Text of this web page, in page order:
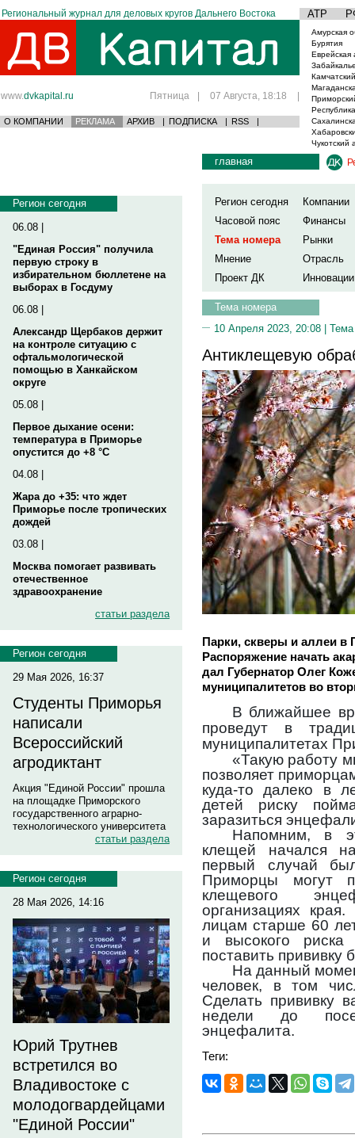
Региональный журнал для деловых кругов Дальнего Востока АТР
www.dvkapital.ru Пятница | 07 Августа, 18:18 |
О КОМПАНИИ РЕКЛАМА АРХИВ | ПОДПИСКА | RSS |
Амурская
Бурятия
Еврейская
Чукотский
Регион сегодня
06.08 |
"Единая Россия" получила
первую строку в
избирательном бюллетене на
выборах в Госдуму
06.08 |
Александр Щербаков держит
на контроле ситуацию с
офтальмологической
помощью в Ханкайском
округе
05.08 |
Первое дыхание осени:
температура в Приморье
опустится до +8 °C
04.08 |
Жара до +35: что ждет
Приморье после тропических
дождей
03.08 |
Москва помогает развивать
отечественное
здравоохранение
статьи раздела
Регион сегодня
29 Мая 2026, 16:37
Студенты Приморья
написали
Всероссийский
агродиктант
Акция "Единой России" прошла
на площадке Приморского
государственного аграрно-
технологического университета
статьи раздела
Регион сегодня
28 Мая 2026, 14:16
Юрий Трутнев
встретился во
Владивостоке с
молодогвардейцами
"Единой России"
главная
Регион сегодня
Компании
Часовой пояс
Финансы
Тема номера
Рынки
Мнение
Отрасль
Проект ДК
Инновации
Тема номера
10 Апреля 2023, 20:08 |
Антиклещевую
Парки, скверы и аллеи в
Распоряжение начать
дал Губернатор Олег
муниципалитетов во
В ближайшее
проведут в
муниципалитетах
«Такую работу
позволяет
куда-то далеко в
детей риску
заразиться
Напомним, в
клещей начался
первый случай
Приморцы могут
клещевого
организациях
лицам старше 60
и высокого риска
поставить прививку
На данный
человек, в том
Сделать прививку
недели до
энцефалита.
Теги: